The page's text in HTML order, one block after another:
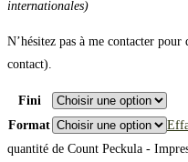
internationales)
N’hésitez pas à me contacter
contact).
Fini
Format
quantité de Count Peckula -